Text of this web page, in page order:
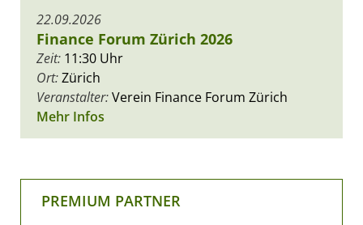
22.09.2026
Finance Forum Zürich 2026
Zeit: 11:30 Uhr
Ort:Zürich
Veranstalter:Verein Finance Forum Zürich
Mehr Infos
PREMIUM PARTNER